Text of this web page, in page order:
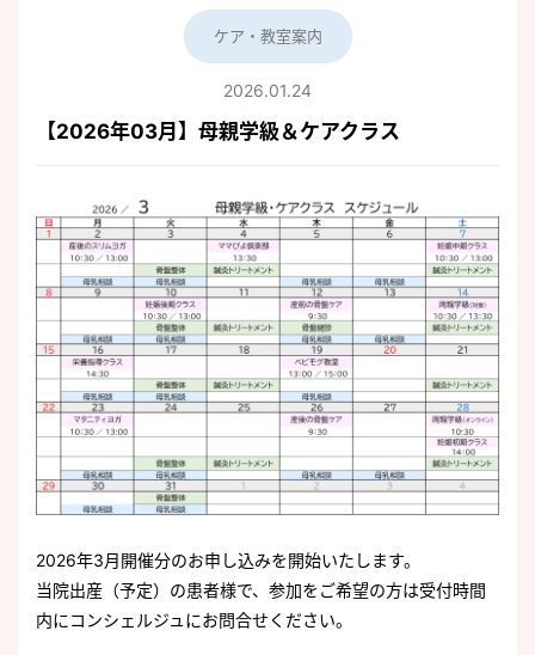
ケア・教室案内
2026.01.24
【2026年03月】母親学級＆ケアクラス
2026年3月開催分のお申し込みを開始いたします。
当院出産（予定）の患者様で、参加をご希望の方は受付時間
内にコンシェルジュにお問合せください。